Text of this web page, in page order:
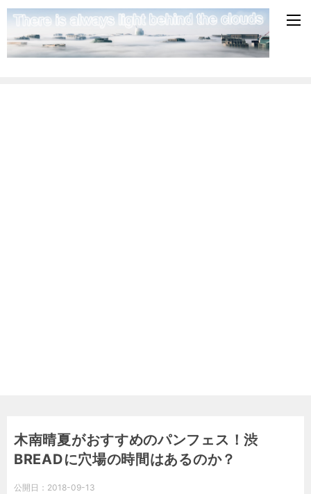
木南晴夏がおすすめのパンフェス！渋
BREADに穴場の時間はあるのか？
公開日： 2018-09-13